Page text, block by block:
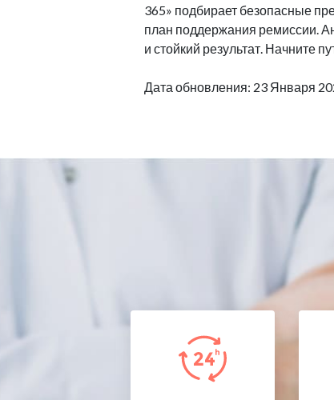
365» подбирает безопасные
план поддержания ремиссии.
и стойкий результат. Начните
Дата обновления: 23 Января